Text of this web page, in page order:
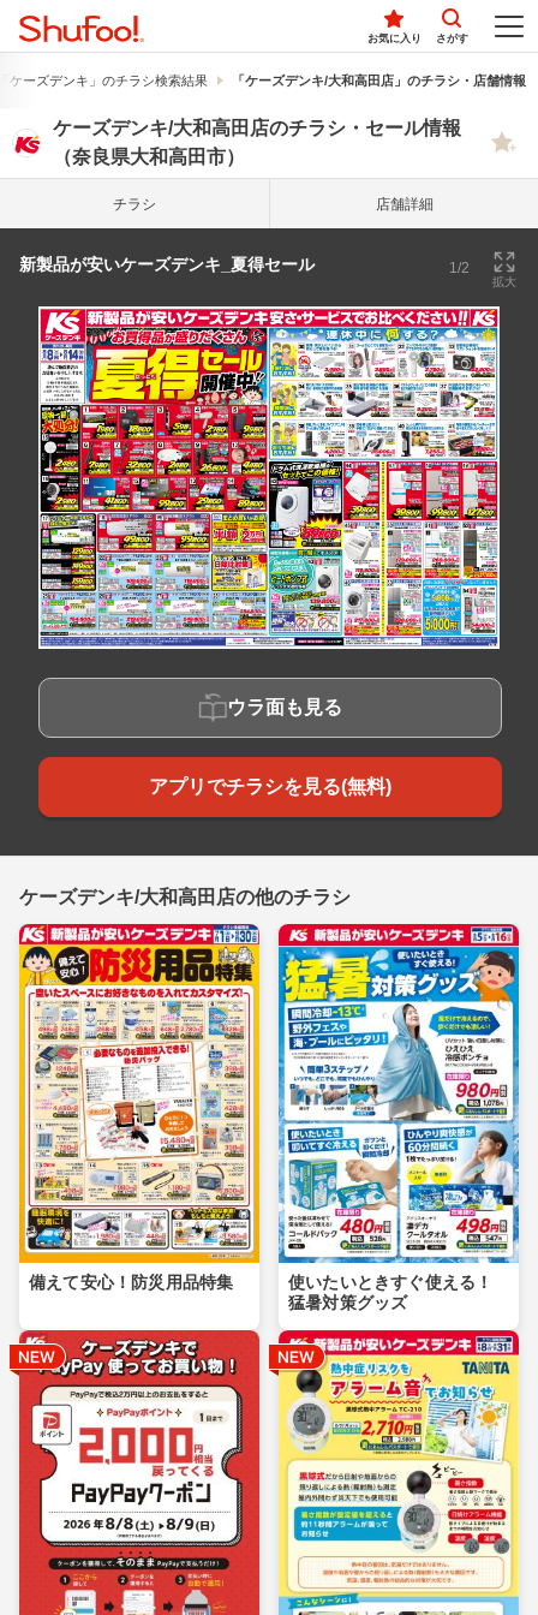
お気に入り さがす
ケーズデンキ」のチラシ検索結果 「ケーズデンキ/大和高田店」のチラシ・店舗情報
ケーズデンキ/大和高田店のチラシ・セール情報
（奈良県大和高田市）
チラシ 店舗詳細
新製品が安いケーズデンキ_夏得セール 1/2
拡大
ウラ面も見る
アプリでチラシを見る(無料)
ケーズデンキ/大和高田店の他のチラシ
備えて安心！防災用品特集
使いたいときすぐ使える！
猛暑対策グッズ